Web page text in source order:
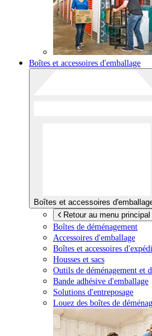
Boîtes et accessoires d'emballage
Boîtes et accessoires
Retour au menu principal
Boîtes de déménagement
Accessoires d'emballage
Boîtes et accessoires
Housses et sacs
Outils de déménagement et
Bande adhésive d'emballage
Solutions d'entreposage
Louez des boîtes de